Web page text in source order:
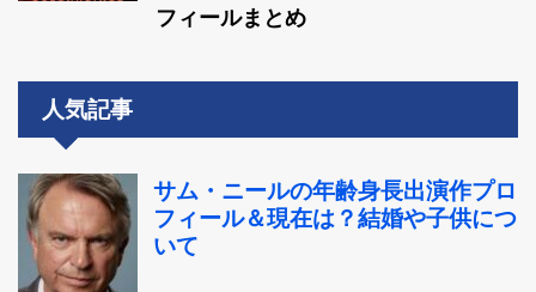
フィールまとめ
人気記事